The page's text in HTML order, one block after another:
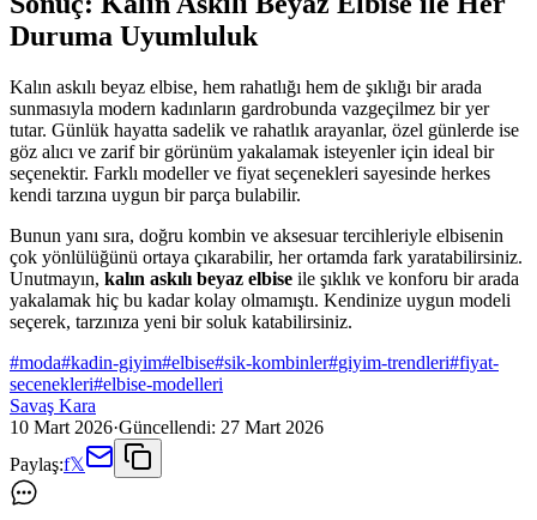
Duruma Uyumluluk
Kalın askılı beyaz elbise, hem rahatlığı hem de şıklığı bir arada
sunmasıyla modern kadınların gardrobunda vazgeçilmez bir yer
tutar. Günlük hayatta sadelik ve rahatlık arayanlar, özel günlerde ise
göz alıcı ve zarif bir görünüm yakalamak isteyenler için ideal bir
seçenektir. Farklı modeller ve fiyat seçenekleri sayesinde herkes
kendi tarzına uygun bir parça bulabilir.
Bunun yanı sıra, doğru kombin ve aksesuar tercihleriyle elbisenin
çok yönlülüğünü ortaya çıkarabilir, her ortamda fark yaratabilirsiniz.
Unutmayın, kalın askılı beyaz elbise ile şıklık ve konforu bir arada
yakalamak hiç bu kadar kolay olmamıştı. Kendinize uygun modeli
seçerek, tarzınıza yeni bir soluk katabilirsiniz.
#moda#kadin-giyim#elbise#sik-kombinler#giyim-trendleri#fiyat-
secenekleri#elbise-modelleri
Savaş Kara
10 Mart 2026·Güncellendi: 27 Mart 2026
Paylaş:f𝕏